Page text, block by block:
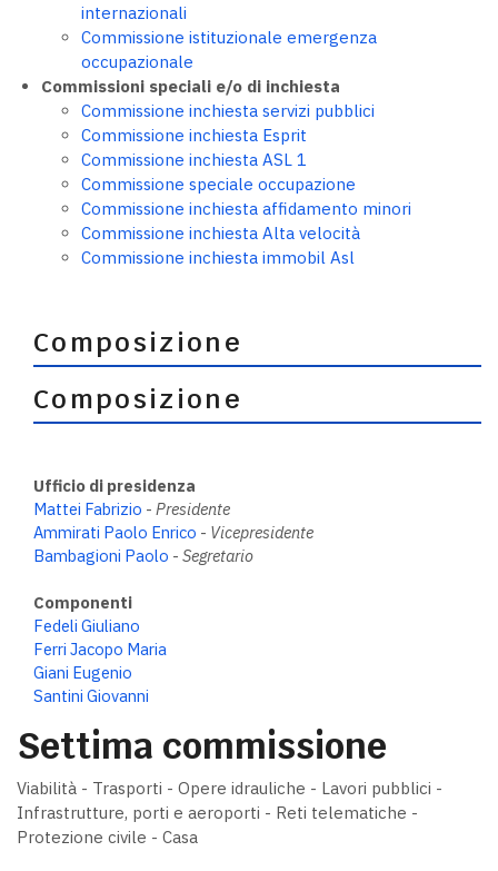
internazionali
Commissione istituzionale emergenza
occupazionale
Commissioni speciali e/o di inchiesta
Commissione inchiesta servizi pubblici
Commissione inchiesta Esprit
Commissione inchiesta ASL 1
Commissione speciale occupazione
Commissione inchiesta affidamento minori
Commissione inchiesta Alta velocità
Commissione inchiesta immobil Asl
Composizione
Composizione
Ufficio di presidenza
Mattei Fabrizio - Presidente
Ammirati Paolo Enrico - Vicepresidente
Bambagioni Paolo - Segretario
Componenti
Fedeli Giuliano
Ferri Jacopo Maria
Giani Eugenio
Santini Giovanni
Settima commissione
Viabilità - Trasporti - Opere idrauliche - Lavori pubblici -
Infrastrutture, porti e aeroporti - Reti telematiche -
Protezione civile - Casa